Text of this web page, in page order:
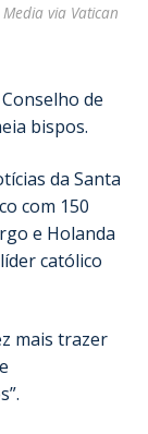
via Vatican
de
bispos.
da Santa
com 150
e Holanda
católico
mais trazer